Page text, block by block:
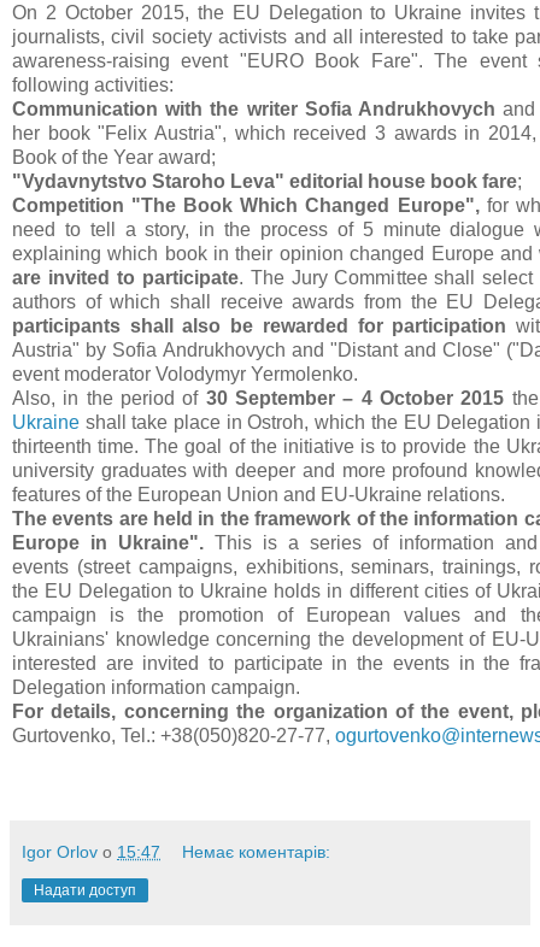
On 2 October 2015, the EU Delegation to Ukraine invites
journalists, civil society activists and all interested to take
awareness-raising event "EURO Book Fare". The event
following activities:
Communication with the writer Sofia Andrukhovych and
her book "Felix Austria", which received 3 awards in
Book of the Year award;
"Vydavnytstvo Staroho Leva" editorial house book fare;
Competition "The Book Which Changed Europe", for
need to tell a story, in the process of 5 minute dialogue
explaining which book in their opinion changed Europe and
are invited to participate. The Jury Committee shall select
authors of which shall receive awards from the EU
participants shall also be rewarded for participation
Austria" by Sofia Andrukhovych and "Distant and Close"
event moderator Volodymyr Yermolenko.
Also, in the period of 30 September – 4 October 2015
Ukraine shall take place in Ostroh, which the EU Delegation
thirteenth time. The goal of the initiative is to provide the
university graduates with deeper and more profound
features of the European Union and EU-Ukraine relations.
The events are held in the framework of the information
Europe in Ukraine". This is a series of information and
events (street campaigns, exhibitions, seminars, trainings,
the EU Delegation to Ukraine holds in different cities of
campaign is the promotion of European values and
Ukrainians' knowledge concerning the development of EU-
interested are invited to participate in the events in the
Delegation information campaign.
For details, concerning the organization of the event,
Gurtovenko, Tel.: +38(050)820-27-77,
Igor Orlov о 15:47 Немає коментарів:
Надати доступ